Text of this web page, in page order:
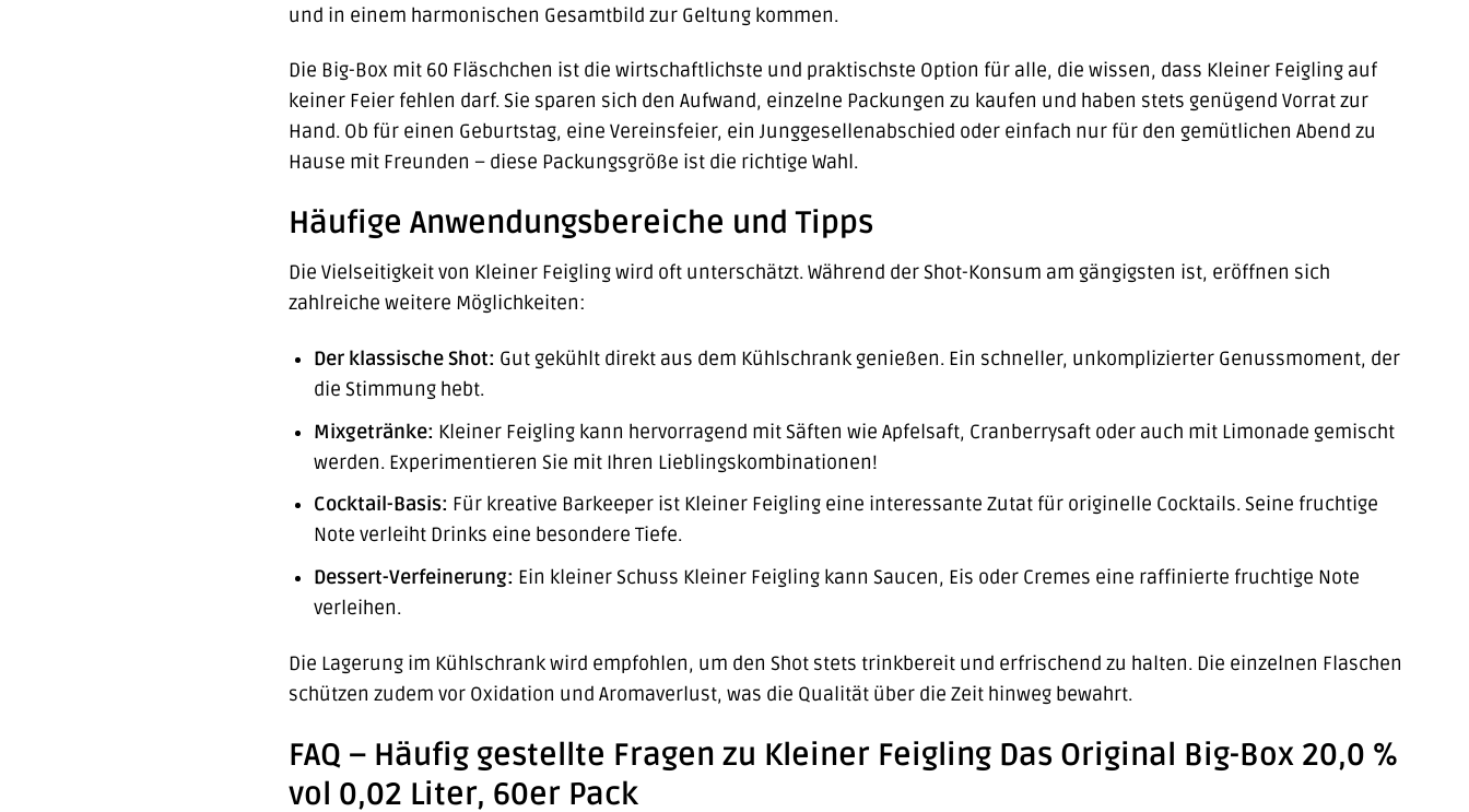
und in einem harmonischen Gesamtbild zur Geltung kommen.
Die Big-Box mit 60 Fläschchen ist die wirtschaftlichste und praktischste Option für alle, die wissen, dass Kleiner Feigling auf
keiner Feier fehlen darf. Sie sparen sich den Aufwand, einzelne Packungen zu kaufen und haben stets genügend Vorrat zur
Hand. Ob für einen Geburtstag, eine Vereinsfeier, ein Junggesellenabschied oder einfach nur für den gemütlichen Abend zu
Hause mit Freunden – diese Packungsgröße ist die richtige Wahl.
Häufige Anwendungsbereiche und Tipps
Die Vielseitigkeit von Kleiner Feigling wird oft unterschätzt. Während der Shot-Konsum am gängigsten ist, eröffnen sich
zahlreiche weitere Möglichkeiten:
Der klassische Shot: Gut gekühlt direkt aus dem Kühlschrank genießen. Ein schneller, unkomplizierter Genussmoment, der
die Stimmung hebt.
Mixgetränke: Kleiner Feigling kann hervorragend mit Säften wie Apfelsaft, Cranberrysaft oder auch mit Limonade gemischt
werden. Experimentieren Sie mit Ihren Lieblingskombinationen!
Cocktail-Basis: Für kreative Barkeeper ist Kleiner Feigling eine interessante Zutat für originelle Cocktails. Seine fruchtige
Note verleiht Drinks eine besondere Tiefe.
Dessert-Verfeinerung: Ein kleiner Schuss Kleiner Feigling kann Saucen, Eis oder Cremes eine raffinierte fruchtige Note
verleihen.
Die Lagerung im Kühlschrank wird empfohlen, um den Shot stets trinkbereit und erfrischend zu halten. Die einzelnen Flaschen
schützen zudem vor Oxidation und Aromaverlust, was die Qualität über die Zeit hinweg bewahrt.
FAQ – Häufig gestellte Fragen zu Kleiner Feigling Das Original Big-Box 20,0 %
vol 0,02 Liter, 60er Pack